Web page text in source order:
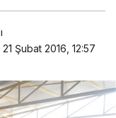
21 Şubat 2016, 12:57